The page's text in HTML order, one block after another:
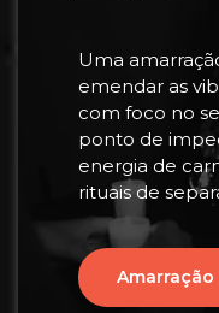
Uma
emendar as
com foco no
ponto de
energia de
rituais de
Amarração